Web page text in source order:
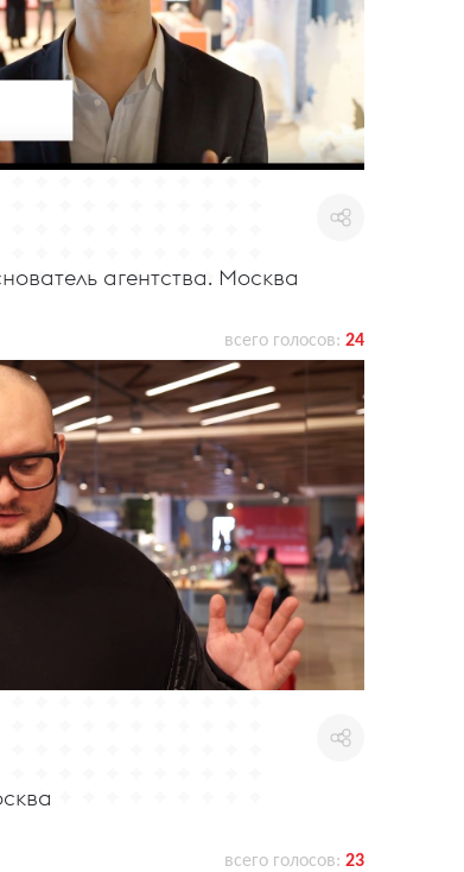
агентства. Москва
всего голосов:24
всего голосов:23